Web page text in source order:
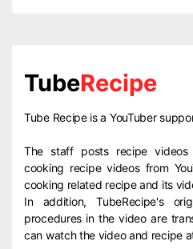
TubeRecipe
Tube Recipe is a YouTuber
The staff posts recipe
cooking recipe videos from
cooking related recipe and its
In addition, TubeRecipe's
procedures in the video are
can watch the video and recipe